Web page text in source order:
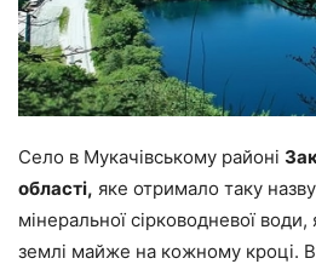
Село в Мукачівському районі
області, яке отримало таку
мінеральної сірководневої води,
землі майже на кожному кроці.